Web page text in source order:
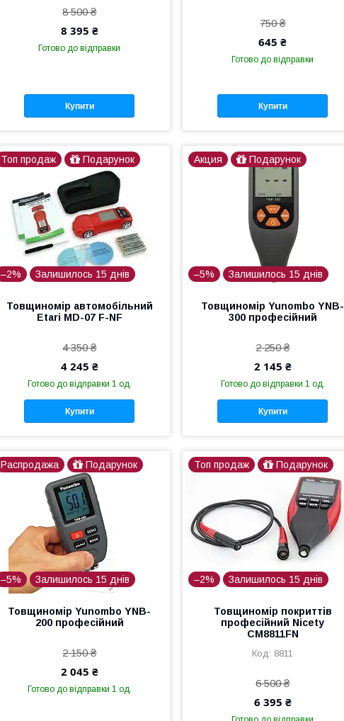
8 500 ₴
8 395 ₴
Готово до відправки
Купити
750 ₴
645 ₴
Готово до відправки
Купити
Топ продаж Подарунок
–2% Залишилось 15 днів
Товщиномір автомобільний
Etari MD-07 F-NF
4 350 ₴
4 245 ₴
Готово до відправки 1 од.
Купити
Акция Подарунок
–5% Залишилось 15 днів
Товщиномір Yunombo YNB-
300 професійний
2 250 ₴
2 145 ₴
Готово до відправки 1 од.
Купити
Распродажа Подарунок
–5% Залишилось 15 днів
Товщиномір Yunombo YNB-
200 професійний
2 150 ₴
2 045 ₴
Готово до відправки 1 од.
Топ продаж Подарунок
–2% Залишилось 15 днів
Товщиномір покриттів
професійний Nicety
CM8811FN
8811
6 500 ₴
6 395 ₴